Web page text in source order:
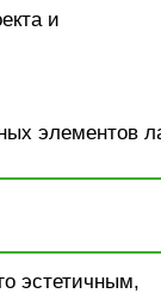
и
элементов
эстетичным,